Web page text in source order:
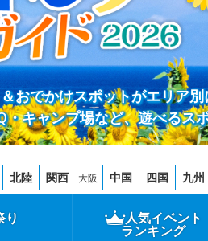
おでかけスポットがエリア
キャンプ場など、遊べるス
北陸 関西 大阪 中国 四国 九
り 人気イベント
ランキング